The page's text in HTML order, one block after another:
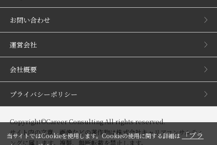
お問い合わせ
運営会社
会社概要
プライバシーポリシー
Copyright©Career Consulting All rights reserved.
サイト内の文章、画像などの著作物は株式会社キャリアコンサルティ
ングに属します。複製、無断転載を禁止します。
当サイトではCookieを使用します。Cookieの使用に関する詳細は「プラ